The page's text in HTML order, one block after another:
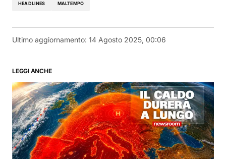
HEADLINES MALTEMPO
Ultimo aggiornamento: 14 Agosto 2025, 00:06
LEGGI ANCHE